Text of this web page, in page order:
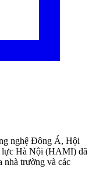
nghệ Đông Á, Hội
lực Hà Nội (HAMI) đã
nhà trường và các